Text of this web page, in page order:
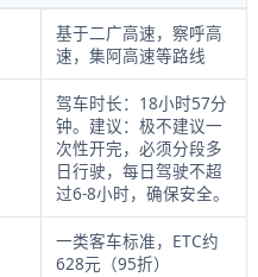
基于二广高速，察呼高
速，集阿高速等路线
驾车时长：18小时57分
钟。建议：极不建议一
次性开完，必须分段多
日行驶，每日驾驶不超
过6-8小时，确保安全。
一类客车标准，ETC约
628元（95折）